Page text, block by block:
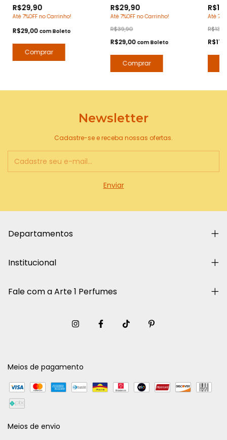
Pomada Modeladora
Anti Frizz para Barba e
R$29,90
Até 7%OFF no Carrinho!
R$29,00 comBoleto
Hidratante com Extratos
Naturais - Arte 1 Perfumes
R$29,90
Até 7%OFF no Carrinho!
R$39,90
R$29,00 comBoleto
Até
Newsletter
Cadastre-se e receba nossas ofertas.
Departamentos
Institucional
Fale com a Arte 1 Perfumes
Meios de pagamento
Meios de envio